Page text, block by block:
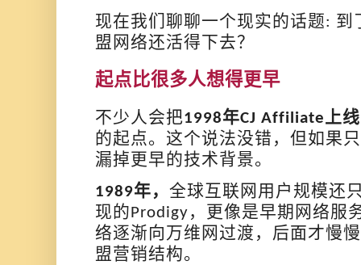
现在我们聊聊一个现实的话题: 到
盟网络还活得下去？
起点比很多人想得更早
不少人会把1998年CJ Affiliate上线
的起点。这个说法没错，但如果
漏掉更早的技术背景。
1989年， 全球互联网用户规模还
现的Prodigy，更像是早期网络服
络逐渐向万维网过渡，后面才慢
盟营销结构。